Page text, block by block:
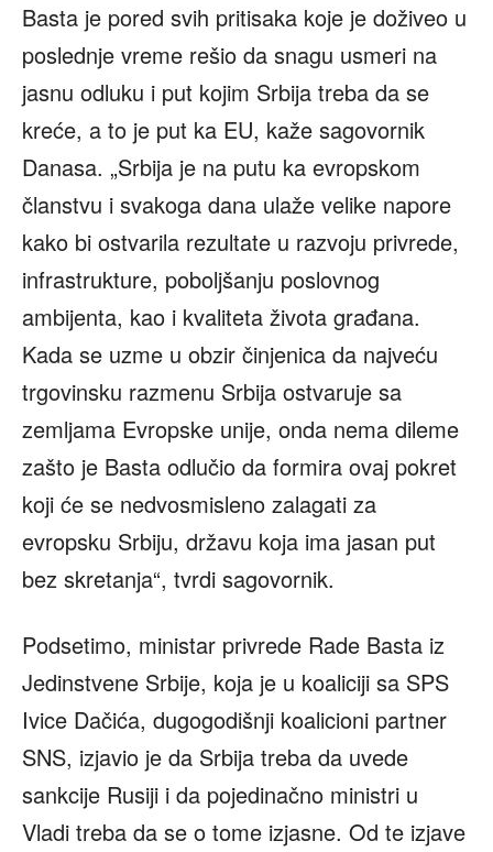
Basta je pored svih pritisaka koje je doživeo u
poslednje vreme rešio da snagu usmeri na
jasnu odluku i put kojim Srbija treba da se
kreće, a to je put ka EU, kaže sagovornik
Danasa. „Srbija je na putu ka evropskom
članstvu i svakoga dana ulaže velike napore
kako bi ostvarila rezultate u razvoju privrede,
infrastrukture, poboljšanju poslovnog
ambijenta, kao i kvaliteta života građana.
Kada se uzme u obzir činjenica da najveću
trgovinsku razmenu Srbija ostvaruje sa
zemljama Evropske unije, onda nema dileme
zašto je Basta odlučio da formira ovaj pokret
koji će se nedvosmisleno zalagati za
evropsku Srbiju, državu koja ima jasan put
bez skretanja“, tvrdi sagovornik.
Podsetimo, ministar privrede Rade Basta iz
Jedinstvene Srbije, koja je u koaliciji sa SPS
Ivice Dačića, dugogodišnji koalicioni partner
SNS, izjavio je da Srbija treba da uvede
sankcije Rusiji i da pojedinačno ministri u
Vladi treba da se o tome izjasne. Od te izjave